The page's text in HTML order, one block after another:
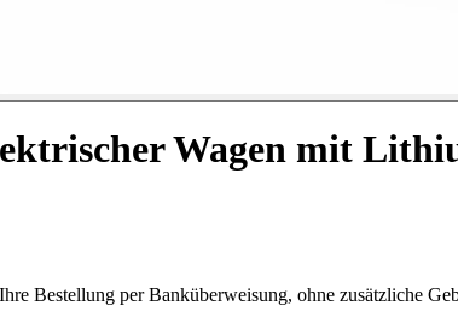
Wagen mit
Bestellung per Banküberweisung, ohne zusätzliche